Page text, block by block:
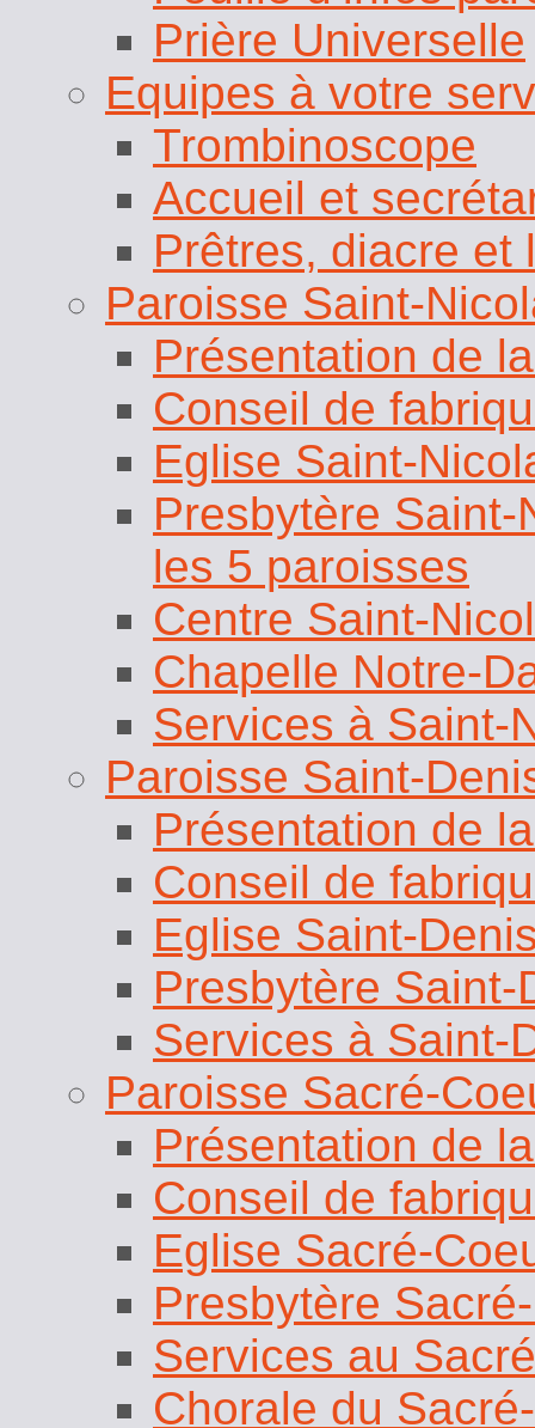
Prière Universelle
Equipes à votre
Trombinoscope
Accueil et
Prêtres, diacre et
Paroisse Saint-
Présentation de
Conseil de
Eglise Saint-
Presbytère Saint-
les 5 paroisses
Centre Saint-
Chapelle Notre-
Services à Saint-
Paroisse Saint-
Présentation de
Conseil de
Eglise Saint-
Presbytère Saint-
Services à Saint-
Paroisse Sacré-
Présentation de
Conseil de
Eglise Sacré-
Presbytère
Services au
Chorale du